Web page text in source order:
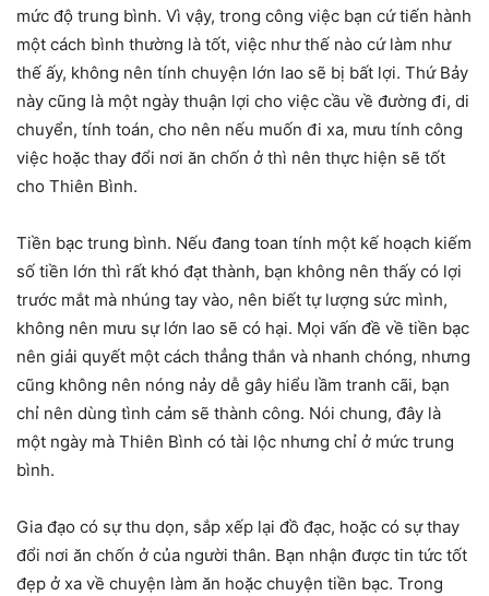
mức độ trung bình. Vì vậy, trong công việc bạn cứ tiến hành
một cách bình thường là tốt, việc như thế nào cứ làm như
thế ấy, không nên tính chuyện lớn lao sẽ bị bất lợi. Thứ Bảy
này cũng là một ngày thuận lợi cho việc cầu về đường đi, di
chuyển, tính toán, cho nên nếu muốn đi xa, mưu tính công
việc hoặc thay đổi nơi ăn chốn ở thì nên thực hiện sẽ tốt
cho Thiên Bình.
Tiền bạc trung bình. Nếu đang toan tính một kế hoạch kiếm
số tiền lớn thì rất khó đạt thành, bạn không nên thấy có lợi
trước mắt mà nhúng tay vào, nên biết tự lượng sức mình,
không nên mưu sự lớn lao sẽ có hại. Mọi vấn đề về tiền bạc
nên giải quyết một cách thẳng thắn và nhanh chóng, nhưng
cũng không nên nóng nảy dễ gây hiểu lầm tranh cãi, bạn
chỉ nên dùng tình cảm sẽ thành công. Nói chung, đây là
một ngày mà Thiên Bình có tài lộc nhưng chỉ ở mức trung
bình.
Gia đạo có sự thu dọn, sắp xếp lại đồ đạc, hoặc có sự thay
đổi nơi ăn chốn ở của người thân. Bạn nhận được tin tức tốt
đẹp ở xa về chuyện làm ăn hoặc chuyện tiền bạc. Trong